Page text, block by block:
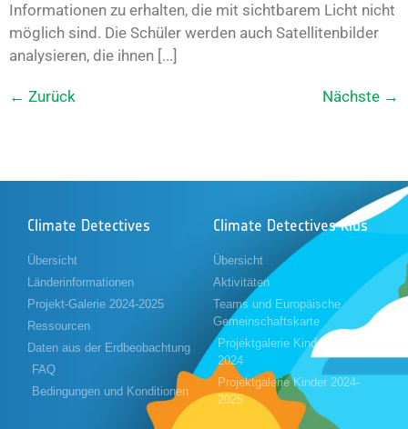
Informationen zu erhalten, die mit sichtbarem Licht nicht
möglich sind. Die Schüler werden auch Satellitenbilder
analysieren, die ihnen [...]
← Zurück Nächste →
Climate Detectives
Übersicht
Länderinformationen
Projekt-Galerie 2024-2025
Ressourcen
Daten aus der Erdbeobachtung
FAQ
Bedingungen und Konditionen
Climate Detectives Kids
Übersicht
Aktivitäten
Teams und Europäische
Gemeinschaftskarte
Projektgalerie Kinder 2023-
2024
Projektgalerie Kinder 2024-
2025